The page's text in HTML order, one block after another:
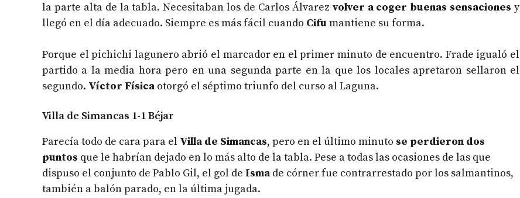
la parte alta de la tabla. Necesitaban los de Carlos Álvarez volver a coger buenas sensaciones y
llegó en el día adecuado. Siempre es más fácil cuando Cifu mantiene su forma.
Porque el pichichi lagunero abrió el marcador en el primer minuto de encuentro. Frade igualó el
partido a la media hora pero en una segunda parte en la que los locales apretaron sellaron el
segundo. Víctor Física otorgó el séptimo triunfo del curso al Laguna.
Villa de Simancas 1-1 Béjar
Parecía todo de cara para el Villa de Simancas, pero en el último minuto se perdieron dos
puntos que le habrían dejado en lo más alto de la tabla. Pese a todas las ocasiones de las que
dispuso el conjunto de Pablo Gil, el gol de Isma de córner fue contrarrestado por los salmantinos,
también a balón parado, en la última jugada.